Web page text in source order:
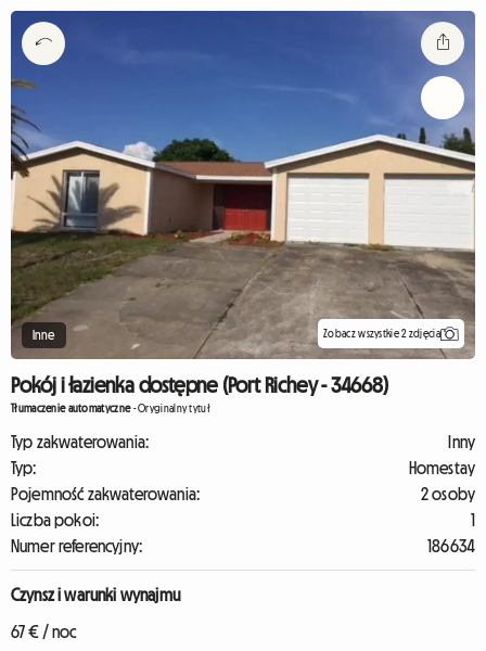
Inne Zobacz wszystkie 2 zdjęcia
Pokój i łazienka dostępne (Port Richey - 34668)
Tłumaczenie automatyczne-Oryginalny tytuł
Typ zakwaterowania:
Inny
Typ:
Homestay
Pojemność zakwaterowania:
2 osoby
Liczba pokoi:
1
Numer referencyjny:
186634
Czynsz i warunki wynajmu
67 € / noc